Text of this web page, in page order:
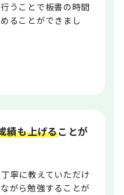
うことで板書の時間
ることができまし
績も上げることが
寧に教えていただけ
がら勉強することが